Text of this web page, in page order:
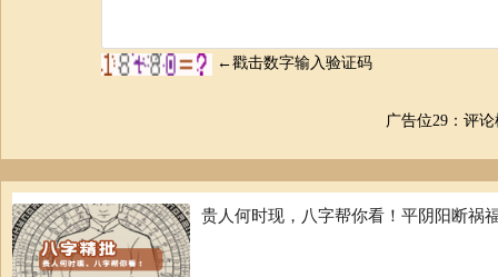
广告位29：评
贵人何时现，八字帮你看！平阴阳断祸